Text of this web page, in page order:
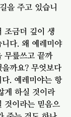
을 주고 있습니
조금더 깊이 생
다. 왜 예레미야
무릎쓰고 끝까
까요? 무엇보다
. 예레미야는 항
게 하실 것이라
것이라는 믿음으